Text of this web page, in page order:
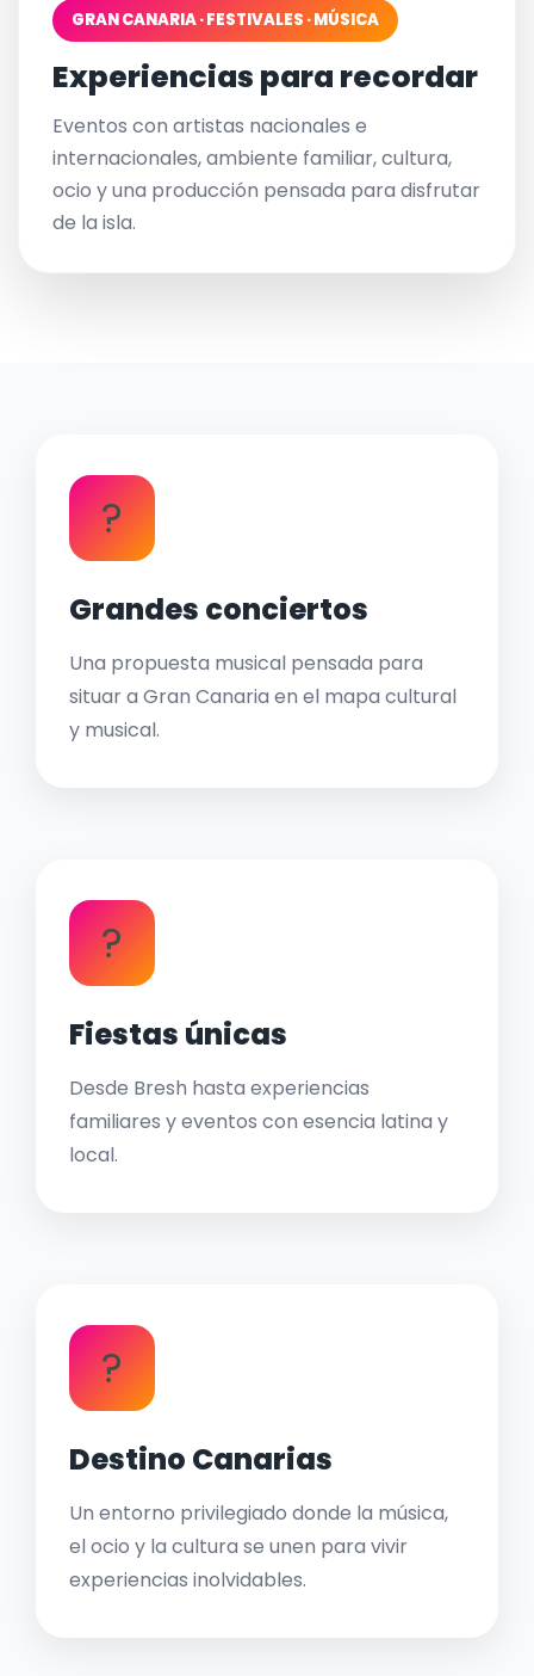
GRAN CANARIA · FESTIVALES · MÚSICA
Experiencias para recordar
Eventos con artistas nacionales e
internacionales, ambiente familiar, cultura,
ocio y una producción pensada para disfrutar
de la isla.
?
Grandes conciertos
Una propuesta musical pensada para
situar a Gran Canaria en el mapa cultural
y musical.
?
Fiestas únicas
Desde Bresh hasta experiencias
familiares y eventos con esencia latina y
local.
?
Destino Canarias
Un entorno privilegiado donde la música,
el ocio y la cultura se unen para vivir
experiencias inolvidables.